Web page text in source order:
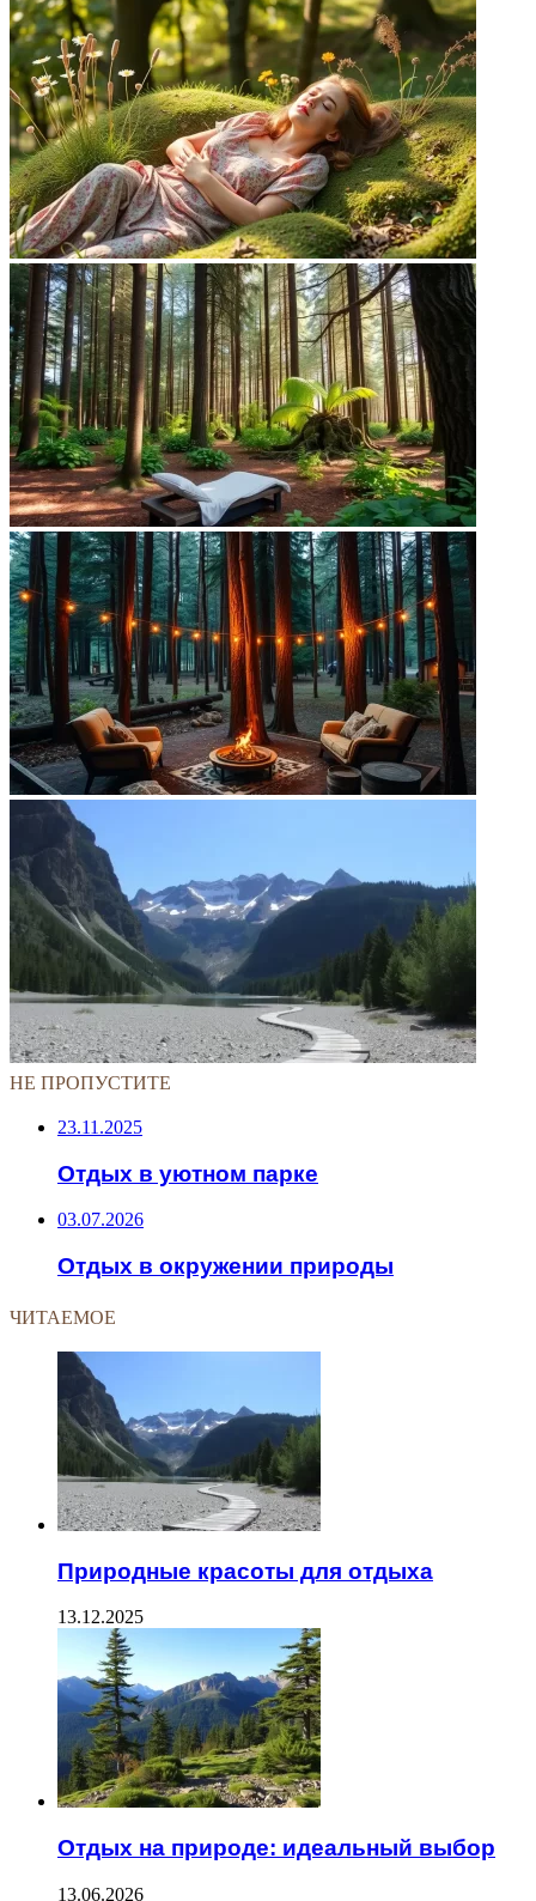
НЕ ПРОПУСТИТЕ
23.11.2025
Отдых в уютном парке
03.07.2026
Отдых в окружении природы
ЧИТАЕМОЕ
Природные красоты для отдыха
13.12.2025
Отдых на природе: идеальный выбор
13.06.2026